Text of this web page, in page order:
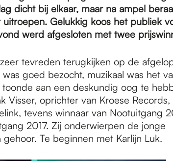
dicht bij elkaar, maar na ampel
uitroepen. Gelukkig koos het publiek
werd afgesloten met twee
tevreden terugkijken op de
goed bezocht, muzikaal was het
aan een deskundig oog te
Visser, oprichter van Kroese Records,
tevens winnaar van Nootuitgang
2017. Zij onderwierpen de jonge
Te beginnen met Karlijn Luk.